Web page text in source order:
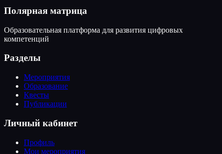
Полярная матрица
Образовательная платформа для развития цифровых
компетенций
Разделы
Мероприятия
Образование
Квесты
Публикации
Личный кабинет
Профиль
Мои мероприятия